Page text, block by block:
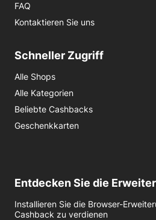
FAQ
Kontaktieren Sie uns
Schneller Zugriff
Alle Shops
Alle Kategorien
Beliebte Cashbacks
Geschenkkarten
Entdecken Sie die
Installieren Sie die Browser-
Cashback zu verdienen